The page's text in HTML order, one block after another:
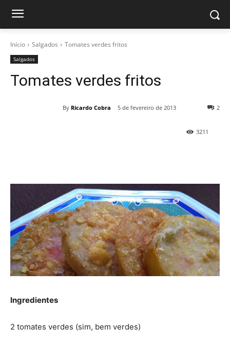
Início Salgados Tomates verdes fritos
Salgados
Tomates verdes fritos
By Ricardo Cobra 5 de fevereiro de 2013 2
3211
Ingredientes
2 tomates verdes (sim, bem verdes)